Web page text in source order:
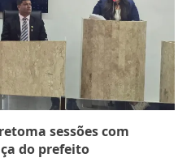
sessões com
do prefeito